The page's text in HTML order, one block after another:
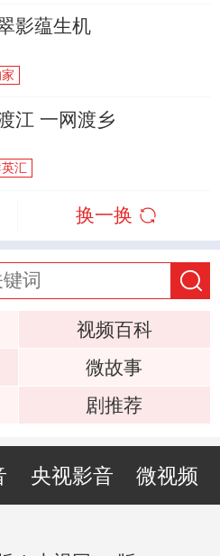
影蕴生机
江 一网渡乡
汇
换一换
视频百科
微故事
剧推荐
央视影音 微视频